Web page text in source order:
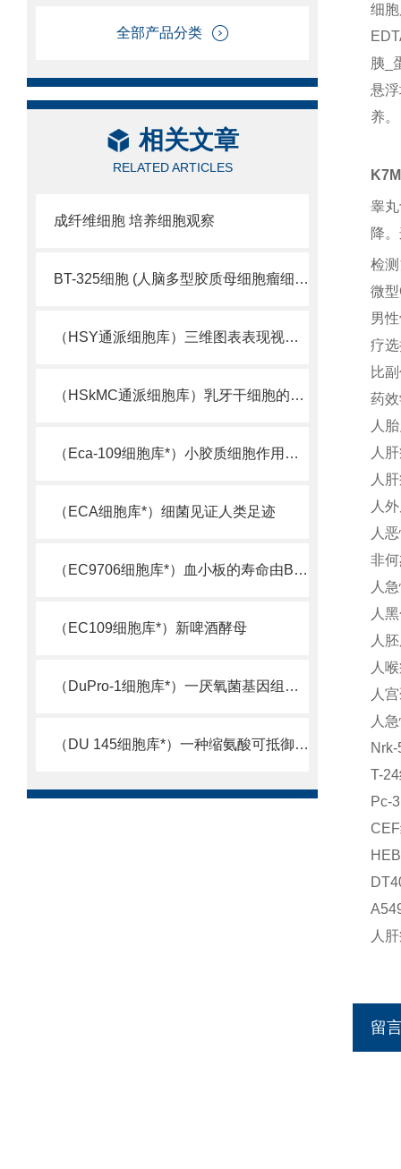
全部产品分类
相关文章
RELATED ARTICLES
成纤维细胞 培养细胞观察
BT-325细胞 (人脑多型胶质母细胞瘤细胞库)
（HSY通派细胞库）三维图表表现视觉细胞活性
（HSkMC通派细胞库）乳牙干细胞的又一来源
（Eca-109细胞库*）小胶质细胞作用机制被揭示
（ECA细胞库*）细菌见证人类足迹
（EC9706细胞库*）血小板的寿命由Bcl-xL决定
（EC109细胞库*）新啤酒酵母
（DuPro-1细胞库*）一厌氧菌基因组测序完成
（DU 145细胞库*）一种缩氨酸可抵御超级细菌
细
胰_
悬
养。
睾
降
检
微
男
疗
比
药
人
人
人
人
人
非
人
人
人
人
人
人
T-
Pc-
人
留